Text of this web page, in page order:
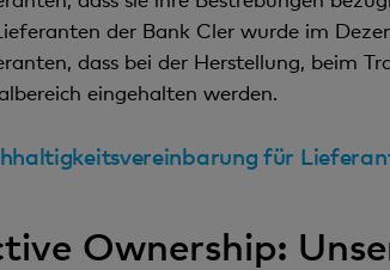
der Bank Cler wurde im
dass bei der Herstellung, beim
eingehalten werden.
für
Ownership: